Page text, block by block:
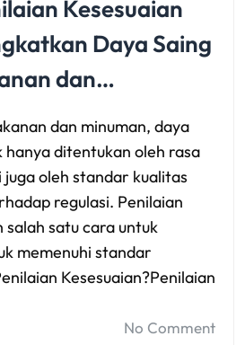
Kesesuaian
Daya Saing
dan…
dan minuman, daya
hanya ditentukan oleh rasa
oleh standar kualitas
regulasi. Penilaian
salah satu cara untuk
memenuhi standar
Kesesuaian?Penilaian
No Comment